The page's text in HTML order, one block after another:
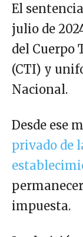
El
julio de
del Cuerpo
(CTI) y
Nacional.
Desde ese
privado de
impuesta.